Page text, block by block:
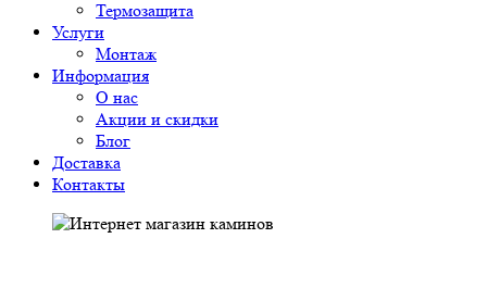
Термозащита
Услуги
Монтаж
Информация
О нас
Акции и скидки
Блог
Доставка
Контакты